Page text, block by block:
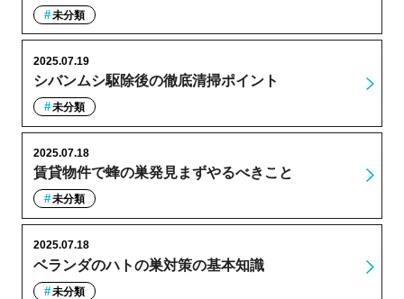
未分類
シバンムシ駆除後の徹底清掃ポイント
2025.07.19
未分類
賃貸物件で蜂の巣発見まずやるべきこと
2025.07.18
未分類
ベランダのハトの巣対策の基本知識
2025.07.18
未分類